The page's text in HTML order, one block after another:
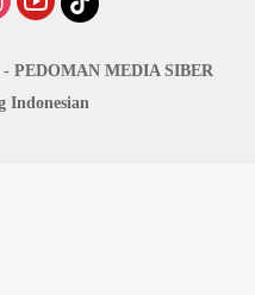
PEDOMAN MEDIA SIBER
Indonesian